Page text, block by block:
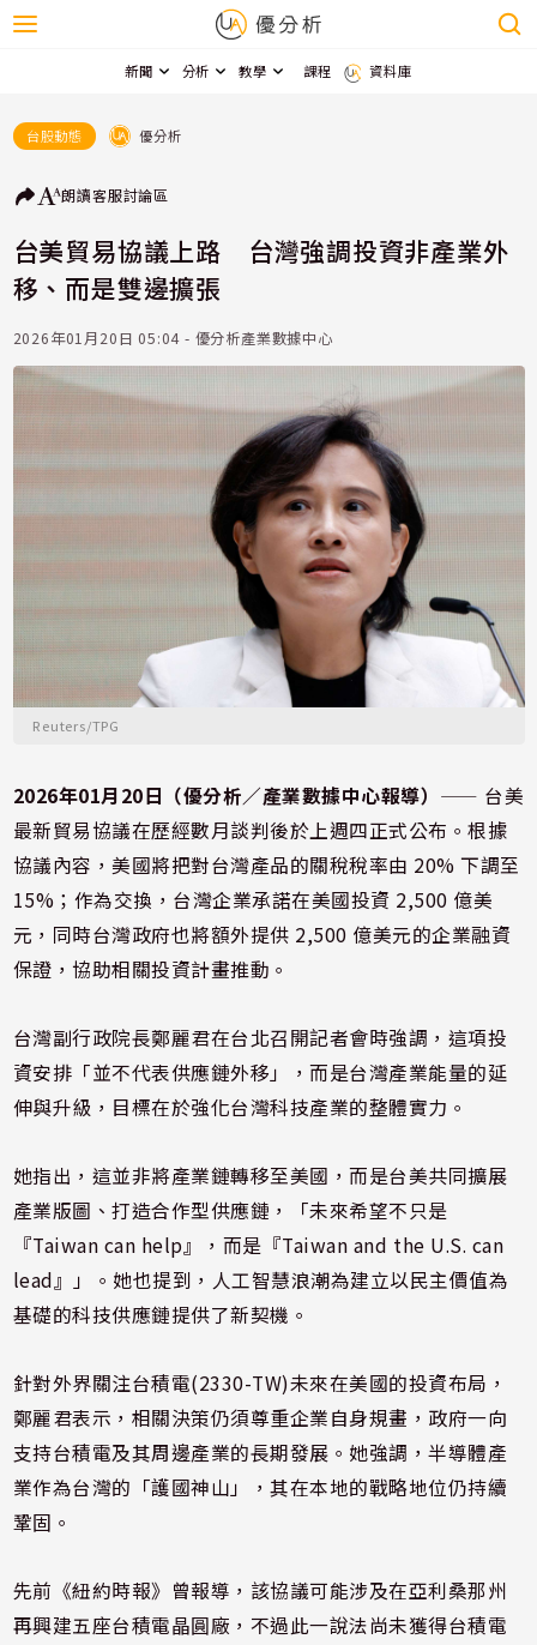
新聞 分析 教學 課程 資料庫
台股動態 優分析
朗讀客服討論區
台美貿易協議上路 台灣強調投資非產業外
移、而是雙邊擴張
2026年01月20日 05:04 - 優分析產業數據中心
Reuters/TPG
2026年01月20日（優分析／產業數據中心報導） ⸺ 台美
最新貿易協議在歷經數月談判後於上週四正式公布。根據
協議內容，美國將把對台灣產品的關稅稅率由 20% 下調至
15%；作為交換，台灣企業承諾在美國投資 2,500 億美
元，同時台灣政府也將額外提供 2,500 億美元的企業融資
保證，協助相關投資計畫推動。
台灣副行政院長鄭麗君在台北召開記者會時強調，這項投
資安排「並不代表供應鏈外移」，而是台灣產業能量的延
伸與升級，目標在於強化台灣科技產業的整體實力。
她指出，這並非將產業鏈轉移至美國，而是台美共同擴展
產業版圖、打造合作型供應鏈，「未來希望不只是
『Taiwan can help』，而是『Taiwan and the U.S. can
lead』」。她也提到，人工智慧浪潮為建立以民主價值為
基礎的科技供應鏈提供了新契機。
針對外界關注台積電(2330-TW)未來在美國的投資布局，
鄭麗君表示，相關決策仍須尊重企業自身規畫，政府一向
支持台積電及其周邊產業的長期發展。她強調，半導體產
業作為台灣的「護國神山」，其在本地的戰略地位仍持續
鞏固。
先前《紐約時報》曾報導，該協議可能涉及在亞利桑那州
再興建五座台積電晶圓廠，不過此一說法尚未獲得台積電